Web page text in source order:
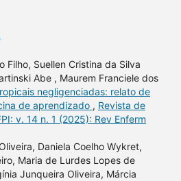
Filho, Suellen Cristina da Silva
Abe , Maurem Franciele dos
negligenciadas: relato de
de aprendizado , Revista de
v. 14 n. 1 (2025): Rev Enferm
Daniela Coelho Wykret,
Maria de Lurdes Lopes de
Junqueira Oliveira, Márcia